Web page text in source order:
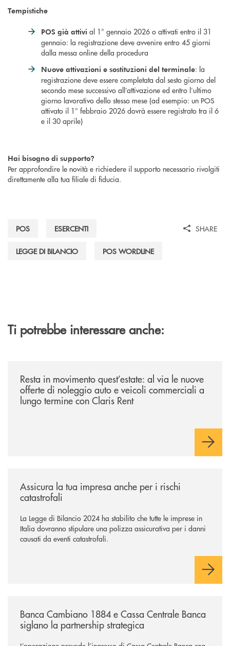
Tempistiche
POS già attivi al 1° gennaio 2026 o attivati entro il 31
gennaio: la registrazione deve avvenire entro 45 giorni
dalla messa online della procedura
Nuove attivazioni e sostituzioni del terminale: la
registrazione deve essere completata dal sesto giorno del
secondo mese successivo all’attivazione ed entro l’ultimo
giorno lavorativo dello stesso mese (ad esempio: un POS
attivato il 1° febbraio 2026 dovrà essere registrato tra il 6
e il 30 aprile)
Hai bisogno di supporto?
Per approfondire le novità e richiedere il supporto necessario rivolgiti
direttamente alla tua filiale di fiducia.
POS ESERCENTI
LEGGE DI BILANCIO POS WORDLINE
SHARE
Ti potrebbe interessare anche:
Resta in movimento quest’estate: al via le nuove
offerte di noleggio auto e veicoli commerciali a
lungo termine con Claris Rent
Assicura la tua impresa anche per i rischi
catastrofali
La Legge di Bilancio 2024 ha stabilito che tutte le imprese in
Italia dovranno stipulare una polizza assicurativa per i danni
causati da eventi catastrofali.
Banca Cambiano 1884 e Cassa Centrale Banca
siglano la partnership strategica